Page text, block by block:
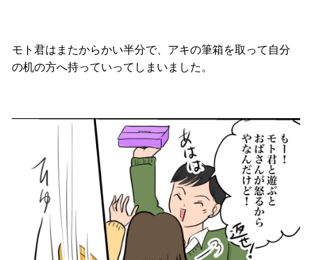
モト君はまたからかい半分で、アキの筆箱を取って自分
の机の方へ持っていってしまいました。